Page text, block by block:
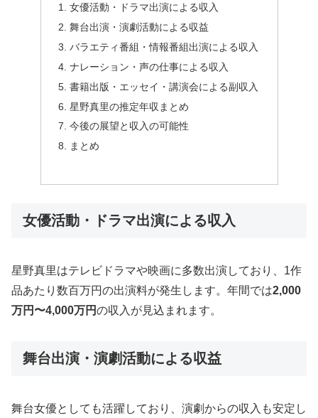
女優活動・ドラマ出演による収入
舞台出演・演劇活動による収益
バラエティ番組・情報番組出演による収入
ナレーション・声の仕事による収入
書籍出版・エッセイ・講演会による副収入
星野真里の推定年収まとめ
今後の展望と収入の可能性
まとめ
女優活動・ドラマ出演による収入
星野真里はテレビドラマや映画に多数出演しており、1作
品あたり数百万円の出演料が発生します。年間では2,000
万円〜4,000万円の収入が見込まれます。
舞台出演・演劇活動による収益
舞台女優としても活躍しており、演劇からの収入も安定し